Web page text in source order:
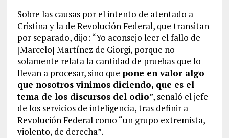
Sobre las causas por el intento de atentado a
Cristina y la de Revolución Federal, que transitan
por separado, dijo: “Yo aconsejo leer el fallo de
[Marcelo] Martínez de Giorgi, porque no
solamente relata la cantidad de pruebas que lo
llevan a procesar, sino que pone en valor algo
que nosotros vinimos diciendo, que es el
tema de los discursos del odio”, señaló el jefe
de los servicios de inteligencia, tras definir a
Revolución Federal como “un grupo extremista,
violento, de derecha”.